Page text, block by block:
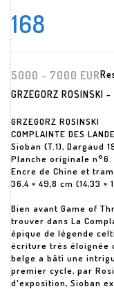
168
5000 - 7000 EUR
GRZEGORZ ROSINSKI
GRZEGORZ ROSINSKI
COMPLAINTE DES
Sioban (T.1), Dargaud
Planche originale n°6.
Encre de Chine et
36,4 × 49,8 cm (14,33 ×
Bien avant Game of
trouver dans La
épique de légende
écriture très éloignée
belge a bâti une
premier cycle, par
d'exposition, Sioban